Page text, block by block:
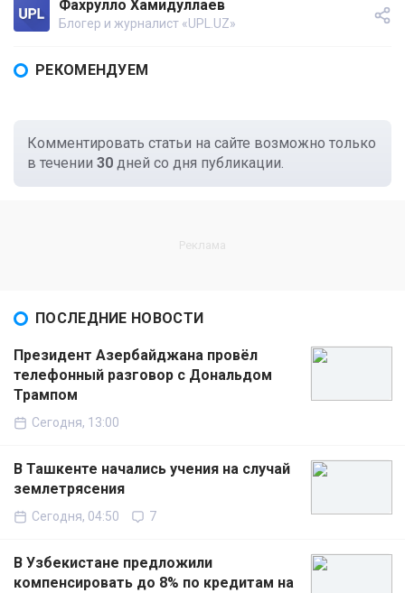
Фахрулло Хамидуллаев
Блогер и журналист «UPL.UZ»
РЕКОМЕНДУЕМ
Комментировать статьи на сайте возможно только
в течении 30 дней со дня публикации.
ПОСЛЕДНИЕ НОВОСТИ
Президент Азербайджана провёл
телефонный разговор с Дональдом
Трампом
Сегодня, 13:00
В Ташкенте начались учения на случай
землетрясения
Сегодня, 04:50 7
В Узбекистане предложили
компенсировать до 8% по кредитам на